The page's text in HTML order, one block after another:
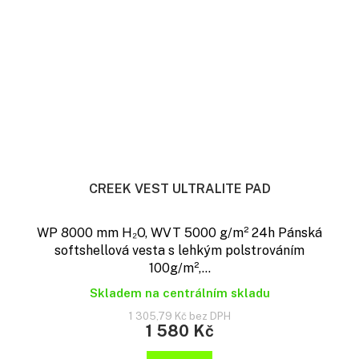
CREEK VEST ULTRALITE PAD
WP 8000 mm H₂O, WVT 5000 g/m² 24h Pánská
softshellová vesta s lehkým polstrováním
100g/m²,...
Skladem na centrálním skladu
1 305,79 Kč bez DPH
1 580 Kč